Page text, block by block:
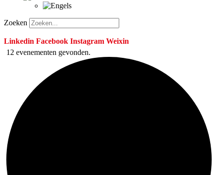
Zoeken
Linkedin Facebook Instagram Weixin
12 evenementen gevonden.